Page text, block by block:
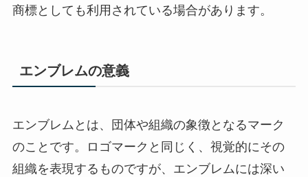
商標としても利用されている場合があります。
エンブレムの意義
エンブレムとは、団体や組織の象徴となるマーク
のことです。ロゴマークと同じく、視覚的にその
組織を表現するものですが、エンブレムには深い